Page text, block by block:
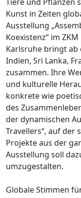
Kunst in Zeiten
Ausstellung
Koexistenz“ im
Karlsruhe bringt ab
Indien, Sri Lanka,
zusammen. Ihre
und kulturelle
konkrete wie
des
der dynamischen
Travellers“, auf der
Projekte aus der
Ausstellung soll
umzugestalten.
Globale Stimmen